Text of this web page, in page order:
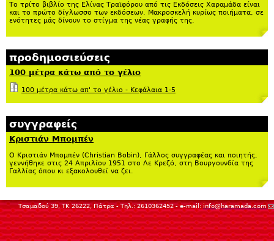
Το τρίτο βιβλίο της Ελίνας Τραϊφόρου από τις Εκδόσεις Χαραμάδα είναι
και το πρώτο δίγλωσσο των εκδόσεων. Μακροσκελή κυρίως ποιήματα, σε
ενότητες μάς δίνουν το στίγμα της νέας γραφής της.
προδημοσιεύσεις
100 μέτρα κάτω από το γέλιο
100 μέτρα κάτω απ' το γέλιο - Κεφάλαια 1-5
συγγραφείς
Κριστιάν Μπομπέν
Ο Κριστιάν Μπομπέν (Christian Bobin), Γάλλος συγγραφέας και ποιητής,
γεννήθηκε στις 24 Απριλίου 1951 στο Λε Κρεζό, στη Βουργουνδία της
Γαλλίας όπου κι εξακολουθεί να ζει.
Τσαμαδού 39, ΤΚ 26222, Πάτρα - Τηλ.: 2610362452 - e-mail:info@haramada.com